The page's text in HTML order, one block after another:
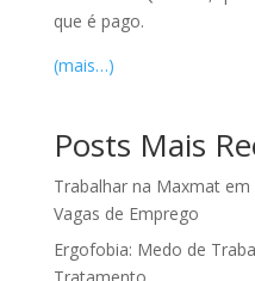
que é pago.
(mais…)
Posts Mais
Trabalhar na Maxmat
Vagas de Emprego
Ergofobia: Medo de